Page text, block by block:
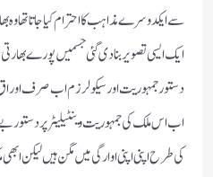
سے ایکدوسرے مذاہب کا احترام کیا جاتا تھا
ایک ایسی تصویر بنادی گئی جسمیں پورے
دستور جمہوریت اور سیکولرزم اب صرف
اب اس ملک کی جمہوریت وینٹیلیٹر پر دستور
کی طرح اپنی اپنی اوارگی میں مگن ہیں لیکن